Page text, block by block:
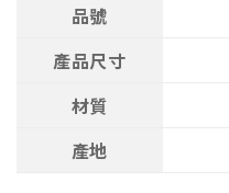
品號
產品尺寸
材質
產地